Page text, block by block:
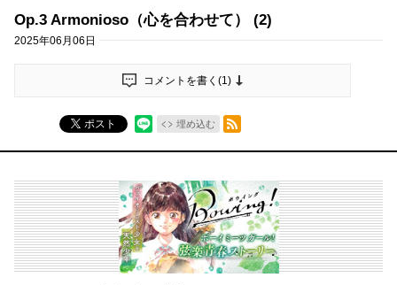
Op.3 Armonioso（心を合わせて） (2)
2025年06月06日
コメントを書く(1)
ポスト 埋め込む
RSSフィード